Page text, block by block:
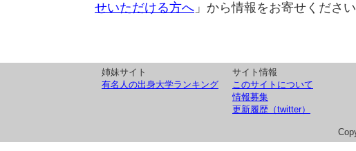
せいただける方へ 」から情報をお寄せください
姉妹サイト
有名人の出身大学ランキング
サイト情報
このサイトについて
情報募集
更新履歴（twitter）